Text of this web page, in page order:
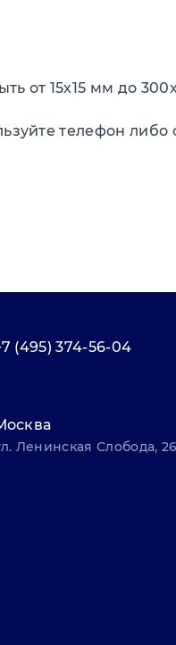
от 15х15 мм до
телефон либо
(495) 374-56-04
Ленинская Слобода,